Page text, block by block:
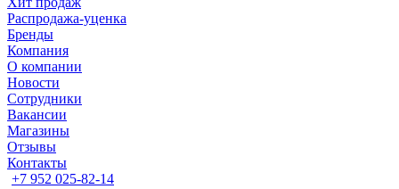
Распродажа-уценка
Бренды
Компания
О компании
Новости
Сотрудники
Вакансии
Магазины
Отзывы
Контакты
+7 952 025-82-14